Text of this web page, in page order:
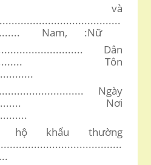
và
Nam, :Nữ
Dân
Tôn
Ngày
Nơi
khẩu thường